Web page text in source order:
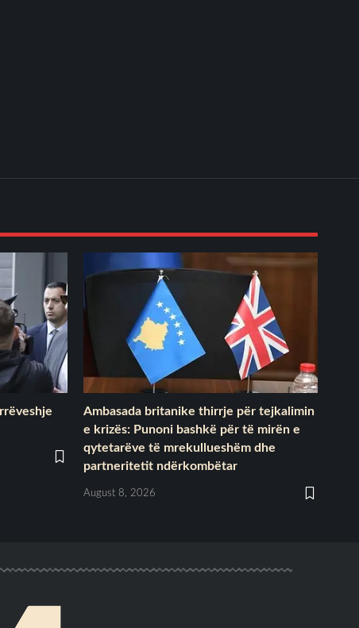
Ambasada britanike thirrje për tejkalimin
e krizës: Punoni bashkë për të mirën e
qytetarëve të mrekullueshëm dhe
partneritetit ndërkombëtar
August 8, 2026